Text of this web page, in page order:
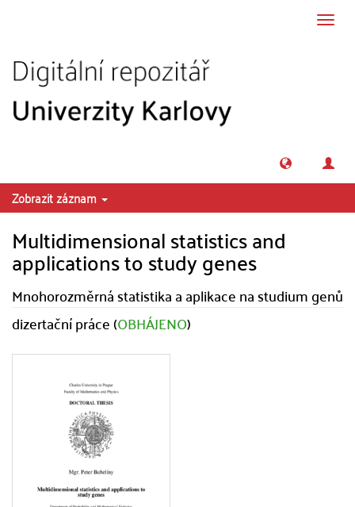
Zobrazit záznam
Multidimensional statistics and
applications to study genes
Mnohorozměrná statistika a aplikace na studium genů
dizertační práce (OBHÁJENO)